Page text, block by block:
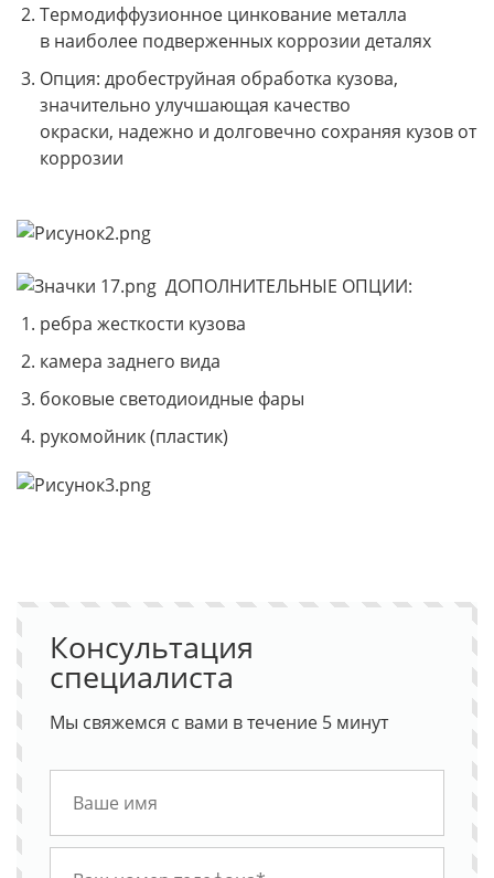
Термодиффузионное цинкование металла
в наиболее подверженных коррозии деталях
Опция: дробеструйная обработка кузова,
значительно улучшающая качество
окраски, надежно и долговечно сохраняя кузов от
коррозии
ДОПОЛНИТЕЛЬНЫЕ ОПЦИИ:
ребра жесткости кузова
камера заднего вида
боковые светодиоидные фары
рукомойник (пластик)
Консультация
специалиста
Мы свяжемся с вами в течение 5 минут